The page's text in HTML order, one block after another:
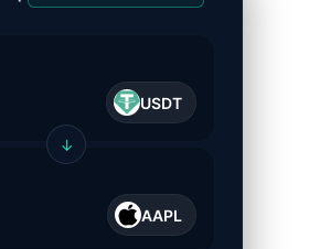
USDT
↓
AAPL